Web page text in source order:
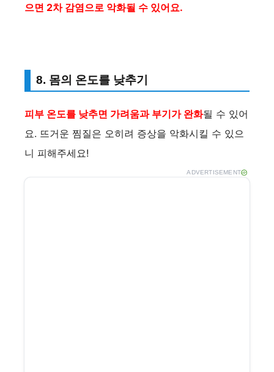
으면 2차 감염으로 악화될 수 있어요.
8. 몸의 온도를 낮추기
피부 온도를 낮추면 가려움과 부기가 완화될 수 있어
요. 뜨거운 찜질은 오히려 증상을 악화시킬 수 있으
니 피해주세요!
ADVERTISEMENT